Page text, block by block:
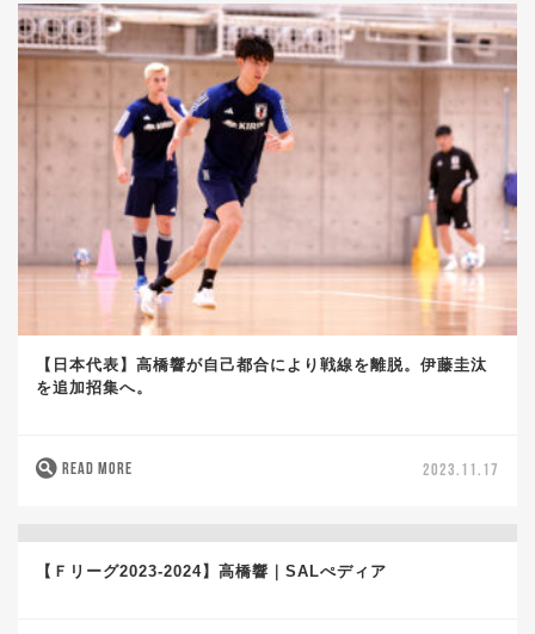
【日本代表】高橋響が自己都合により戦線を離脱。伊藤圭汰
を追加招集へ。
READ MORE 2023.11.17
【Ｆリーグ2023-2024】高橋響｜SALぺディア